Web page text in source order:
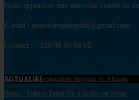
Nous apportons une nouvelle touche au
E-mail : nouvelanglemedia@gmail.com
Contact : +228 99 00 68 05
ACTUALITE
PayPal : Une expansion majeure en Afrique
Bénin : Patrice Talon élu à la tête du Sénat